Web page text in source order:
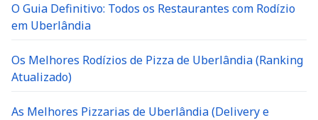
O Guia Definitivo: Todos os Restaurantes com Rodízio
em Uberlândia
Os Melhores Rodízios de Pizza de Uberlândia (Ranking
Atualizado)
As Melhores Pizzarias de Uberlândia (Delivery e